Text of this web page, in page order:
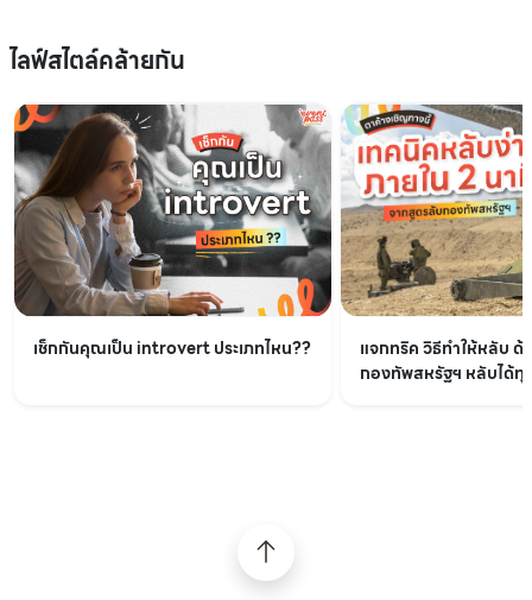
ไลฟ์สไตล์คล้ายกัน
เช็กกันคุณเป็น introvert ประเภทไหน??
แจกทริค วิธีทำให้หลับ
กองทัพสหรัฐฯ หลับได้ทุ